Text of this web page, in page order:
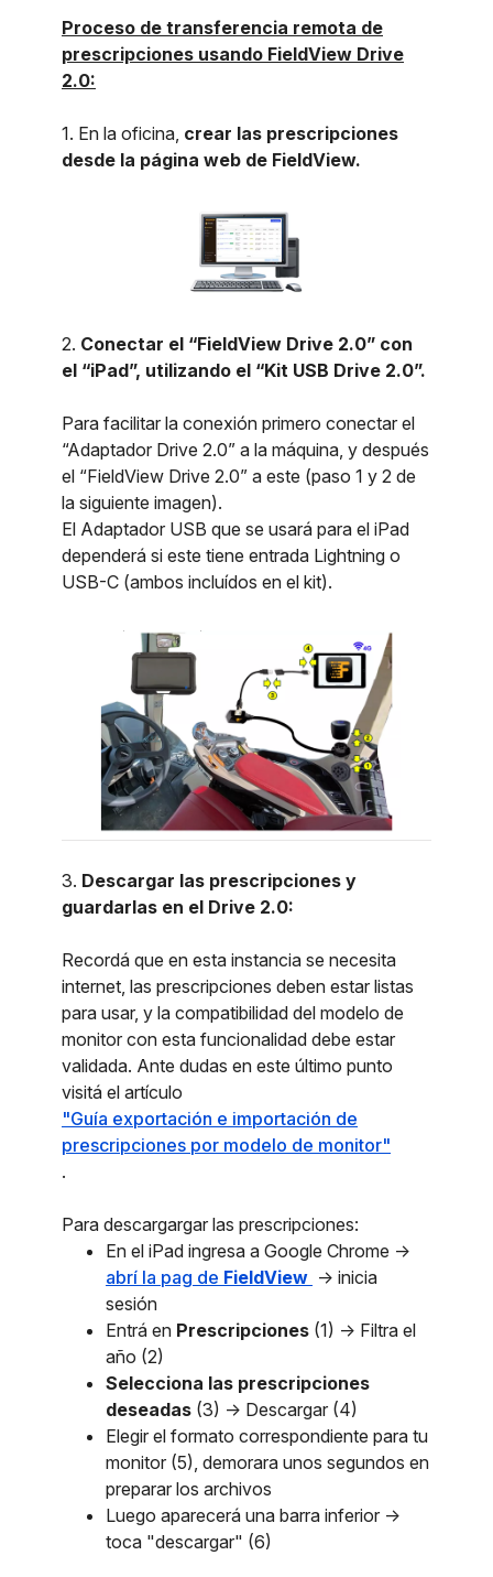
Proceso de transferencia remota de
prescripciones usando FieldView Drive
2.0:
1. En la oficina, crear las prescripciones
desde la página web de FieldView.
2. Conectar el “FieldView Drive 2.0” con
el “iPad”, utilizando el “Kit USB Drive 2.0”.
Para facilitar la conexión primero conectar el
“Adaptador Drive 2.0” a la máquina, y después
el “FieldView Drive 2.0” a este (paso 1 y 2 de
la siguiente imagen).
El Adaptador USB que se usará para el iPad
dependerá si este tiene entrada Lightning o
USB-C (ambos incluídos en el kit).
3. Descargar las prescripciones y
guardarlas en el Drive 2.0:
Recordá que en esta instancia se necesita
internet, las prescripciones deben estar listas
para usar, y la compatibilidad del modelo de
monitor con esta funcionalidad debe estar
validada. Ante dudas en este último punto
visitá el artículo
"Guía exportación e importación de
prescripciones por modelo de monitor"
.
Para descargargar las prescripciones:
En el iPad ingresa a Google Chrome ->
abrí la pag de FieldView -> inicia
sesión
Entrá en Prescripciones (1) -> Filtra el
año (2)
Selecciona las prescripciones
deseadas (3) -> Descargar (4)
Elegir el formato correspondiente para tu
monitor (5), demorara unos segundos en
preparar los archivos
Luego aparecerá una barra inferior ->
toca "descargar" (6)